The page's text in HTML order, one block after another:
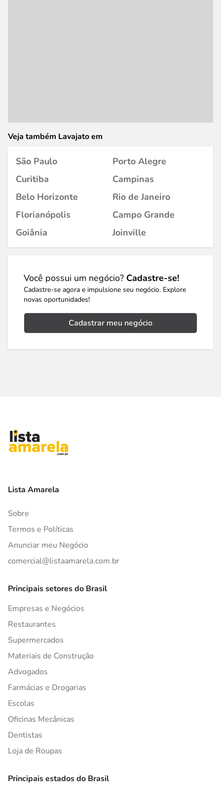
Veja também Lavajato em
São Paulo
Porto Alegre
Curitiba
Campinas
Belo Horizonte
Rio de Janeiro
Florianópolis
Campo Grande
Goiânia
Joinville
Você possui um negócio? Cadastre-se!
Cadastre-se agora e impulsione seu negócio. Explore
novas oportunidades!
Cadastrar meu negócio
Lista Amarela
Sobre
Termos e Políticas
Anunciar meu Negócio
comercial@listaamarela.com.br
Principais setores do Brasil
Empresas e Negócios
Restaurantes
Supermercados
Materiais de Construção
Advogados
Farmácias e Drogarias
Escolas
Oficinas Mecânicas
Dentistas
Loja de Roupas
Principais estados do Brasil